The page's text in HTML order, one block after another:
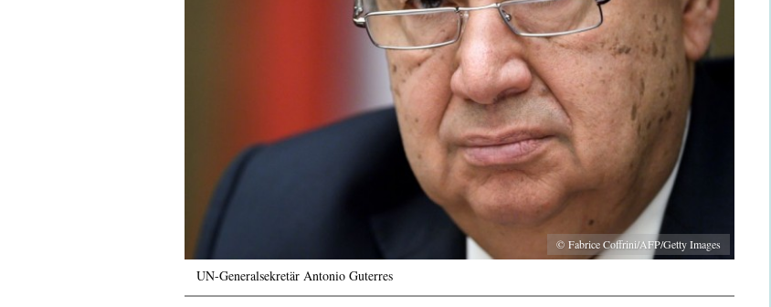
© Fabrice Coffrini/AFP/Getty Images
UN-Generalsekretär Antonio Guterres